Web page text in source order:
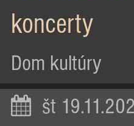
koncerty
Dom kultúry
št